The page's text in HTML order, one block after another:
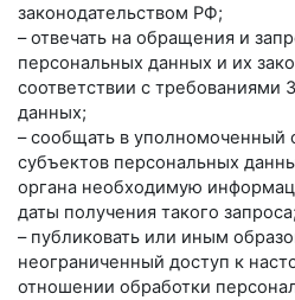
законодательством РФ;
– отвечать на обращения и
персональных данных и их
соответствии с требованиями
данных;
– сообщать в уполномоченный
субъектов персональных
органа необходимую
даты получения такого запроса;
– публиковать или иным
неограниченный доступ к
отношении обработки